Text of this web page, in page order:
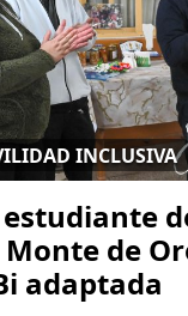
INCLUSIVA
de
adaptada